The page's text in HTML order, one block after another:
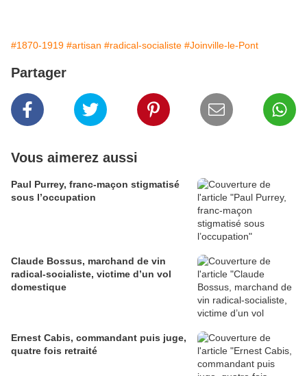
#1870-1919 #artisan #radical-socialiste #Joinville-le-Pont
Partager
Vous aimerez aussi
Paul Purrey, franc-maçon stigmatisé
sous l’occupation
Claude Bossus, marchand de vin
radical-socialiste, victime d’un vol
domestique
Ernest Cabis, commandant puis juge,
quatre fois retraité